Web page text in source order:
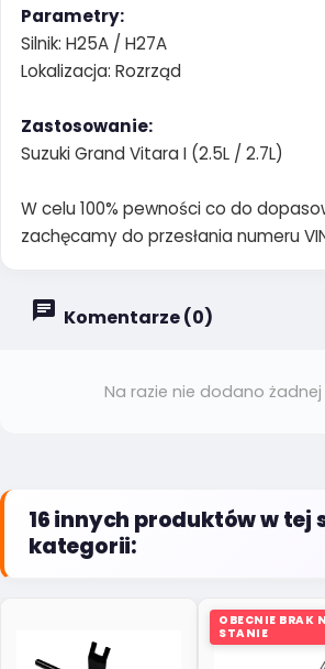
Parametry:
Silnik: H25A / H27A
Lokalizacja: Rozrząd
Zastosowanie:
Suzuki Grand Vitara I (2.5L / 2.7L)
W celu 100% pewności co do
zachęcamy do przesłania numeru
Komentarze (0)
Na razie nie dodano żadnej
16 innych produktów w tej
kategorii:
OBECNIE BRAK
STANIE